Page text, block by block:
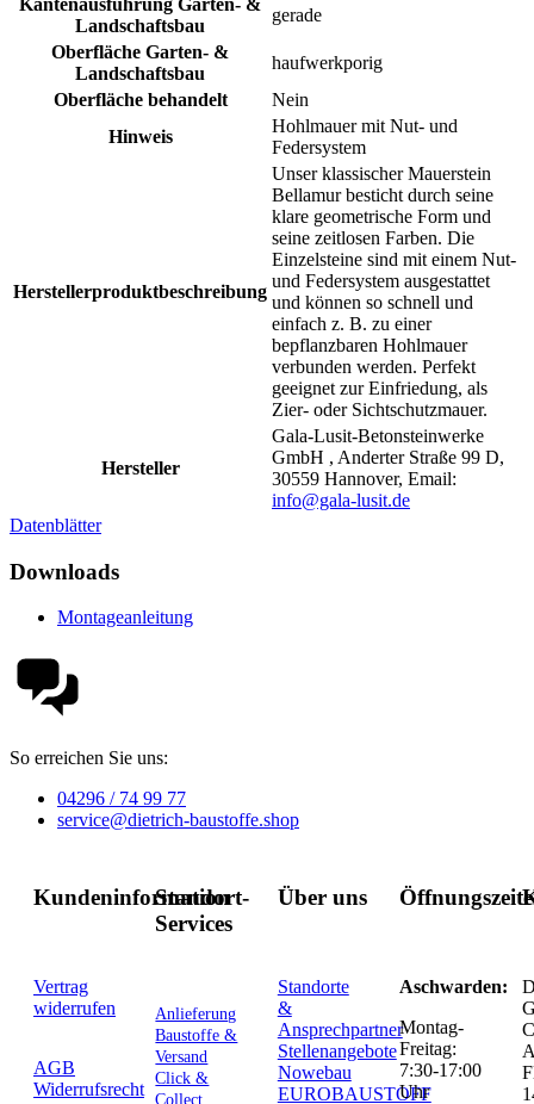
Landschaftsbau
gerade
Oberfläche Garten- &
Landschaftsbau
haufwerkporig
Oberfläche behandelt
Nein
Hinweis
Hohlmauer mit Nut- und
Federsystem
Herstellerproduktbeschreibung
Unser klassischer Mauerstein
Bellamur besticht durch seine
klare geometrische Form und
seine zeitlosen Farben. Die
Einzelsteine sind mit einem Nut-
und Federsystem ausgestattet
und können so schnell und
einfach z. B. zu einer
bepflanzbaren Hohlmauer
verbunden werden. Perfekt
geeignet zur Einfriedung, als
Zier- oder Sichtschutzmauer.
Hersteller
Gala-Lusit-Betonsteinwerke
GmbH , Anderter Straße 99 D,
30559 Hannover, Email:
info@gala-lusit.de
Datenblätter
Downloads
Montageanleitung
So erreichen Sie uns:
04296 / 74 99 77
service@dietrich-baustoffe.shop
Kundeninformation
Vertrag
widerrufen
AGB
Widerrufsrecht
Standort-
Services
Anlieferung
Baustoffe &
Versand
Click &
Collect
Über uns
Standorte
&
Ansprechpartner
Stellenangebote
Nowebau
EUROBAUSTOFF
Aschwarden:
Montag-
Freitag:
7:30-17:00
Uhr